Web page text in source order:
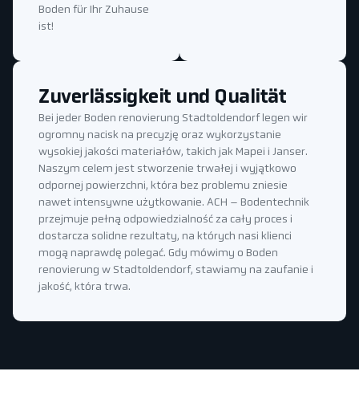
Boden für Ihr Zuhause
ist!
Zuverlässigkeit und Qualität
Bei jeder Boden renovierung Stadtoldendorf legen wir
ogromny nacisk na precyzję oraz wykorzystanie
wysokiej jakości materiałów, takich jak Mapei i Janser.
Naszym celem jest stworzenie trwałej i wyjątkowo
odpornej powierzchni, która bez problemu zniesie
nawet intensywne użytkowanie. ACH – Bodentechnik
przejmuje pełną odpowiedzialność za cały proces i
dostarcza solidne rezultaty, na których nasi klienci
mogą naprawdę polegać. Gdy mówimy o Boden
renovierung w Stadtoldendorf, stawiamy na zaufanie i
jakość, która trwa.